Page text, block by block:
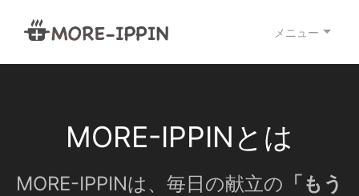
メニュー
MORE-IPPINとは
MORE-IPPINは、毎日の献立の 「もう